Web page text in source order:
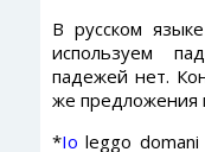
В русском
используем
падежей нет.
же предложения
*Io leggo